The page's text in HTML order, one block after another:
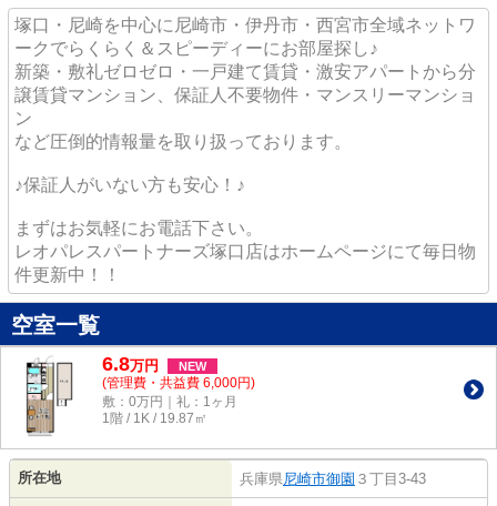
塚口・尼崎を中心に尼崎市・伊丹市・西宮市全域ネットワ
ークでらくらく＆スピーディーにお部屋探し♪
新築・敷礼ゼロゼロ・一戸建て賃貸・激安アパートから分
譲賃貸マンション、保証人不要物件・マンスリーマンショ
ン
など圧倒的情報量を取り扱っております。
♪保証人がいない方も安心！♪
まずはお気軽にお電話下さい。
レオパレスパートナーズ塚口店はホームページにて毎日物
件更新中！！
空室一覧
6.8万円 NEW
(管理費・共益費 6,000円)
敷：0万円｜礼：1ヶ月
1階 / 1K / 19.87㎡
所在地 兵庫県尼崎市御園 ３丁目3-43